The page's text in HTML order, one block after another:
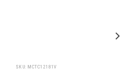
SKU: MCTC12181V